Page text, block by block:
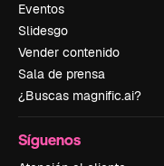
Eventos
Slidesgo
Vender contenido
Sala de prensa
¿Buscas magnific.ai?
Síguenos